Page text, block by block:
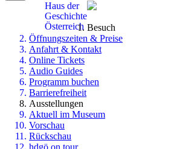
Haus der
Geschichte
Österreich Besuch
Öffnungszeiten & Preise
Anfahrt & Kontakt
Online Tickets
Audio Guides
Programm buchen
Barrierefreiheit
Ausstellungen
Aktuell im Museum
Vorschau
Rückschau
hdgö on tour